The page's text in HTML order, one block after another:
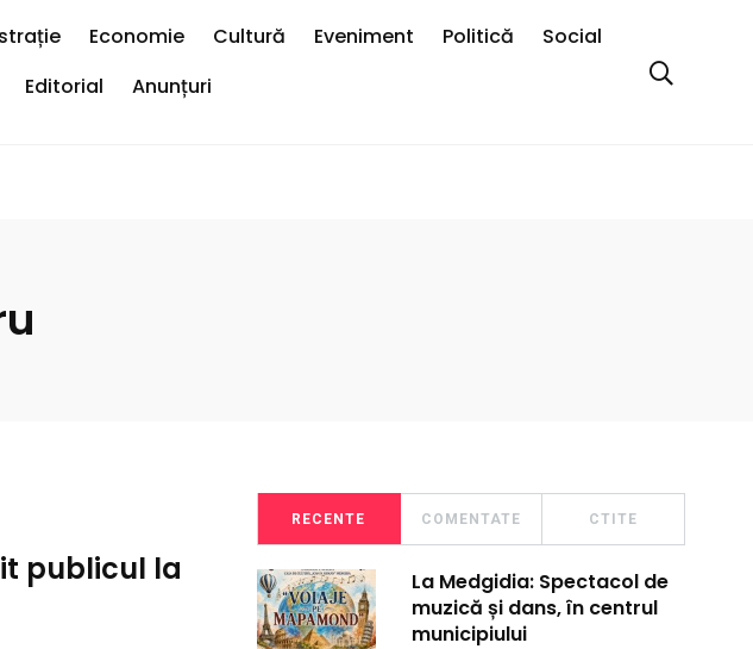
Economie Cultură Eveniment Politică
Social
Editorial Anunțuri
publicul la
RECENTE COMENTATE CTITE
La Medgidia: Spectacol de
muzică și dans, în centrul
municipiului